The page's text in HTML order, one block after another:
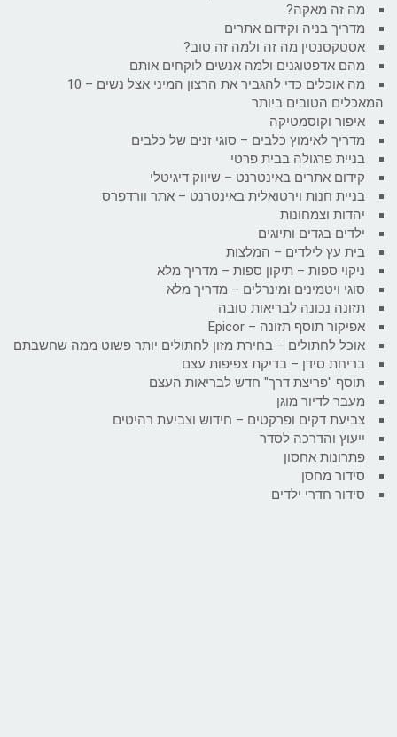
מה זה מאקה?
מדריך בניה וקידום אתרים
אסטקסנטין מה זה ולמה זה טוב?
מהם אדפטוגנים ולמה אנשים לוקחים אותם
מה אוכלים כדי להגביר את הרצון המיני אצל נשים – 10
המאכלים הטובים ביותר
איפור וקוסמטיקה
מדריך לאימוץ כלבים – סוגי זנים של כלבים
בניית פרגולה בבית פרטי
קידום אתרים באינטרנט – שיווק דיגיטלי
בניית חנות וירטואלית באינטרנט – אתר וורדפרס
יהדות וצמחונות
ילדים בגדים ותיוגים
בית עץ לילדים – המלצות
ניקוי ספות – תיקון ספות – מדריך מלא
סוגי ויטמינים ומינרלים – מדריך מלא
תזונה נכונה לבריאות טובה
אפיקור תוסף תזונה – Epicor
אוכל לחתולים – בחירת מזון לחתולים יותר פשוט ממה שחשבתם
בריחת סידן – בדיקת צפיפות עצם
תוסף "פריצת דרך" חדש לבריאות העצם
מעבר לדיור מוגן
צביעת דקים ופרקטים – חידוש וצביעת רהיטים
ייעוץ והדרכה לסדר
פתרונות אחסון
סידור מחסן
סידור חדרי ילדים